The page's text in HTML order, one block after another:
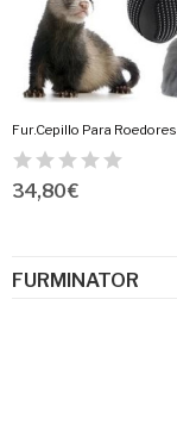
FURMINATOR
Fur.Cepillo Para Roedores
34,80 €